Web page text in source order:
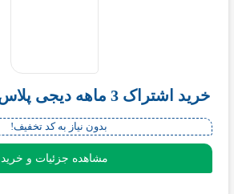
خرید اشتراک 3 ماهه دیجی پلاس با 42% تخفیف
بدون نیاز به کد تخفیف!
مشاهده جزئیات و خرید